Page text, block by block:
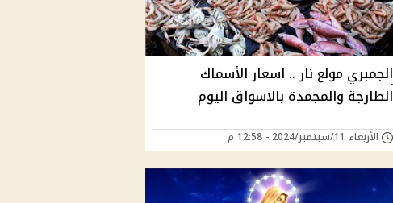
الجمبري مولع نار .. اسعار الأسماك
الطارجة والمجمدة بالاسواق اليوم
الأربعاء 11/سبتمبر/2024 - 12:58 م